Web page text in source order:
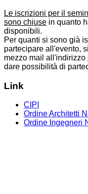
Le iscrizioni per il
sono chiuse in quanto
disponibili.
Per quanti si sono già
partecipare all'evento,
mezzo mail all'indirizzo
dare possibilità di
Link
CIPI
Ordine Architetti
Ordine Ingegneri